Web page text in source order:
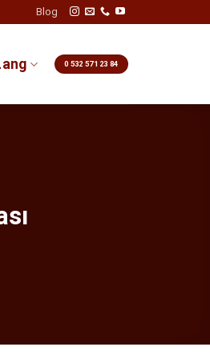
Blog
0 532 571 23 84